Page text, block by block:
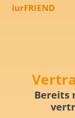
iurFRIEND
Bereits